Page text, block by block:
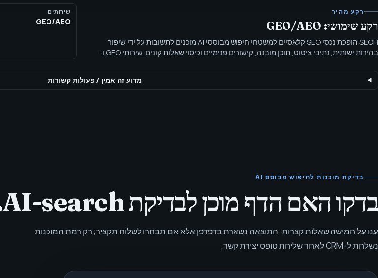
רקע מהיר
רקע שימושי: GEO/AEO
SEOH הופכת נכסי SEO קלאסיים למשטחי חיפוש מבוססי AI מוכנים לתשובות על ידי שיפור
בהירות ישותית, נתיבי ציטוט, תוכן מובנה, קישורים פנימיים וכיסוי שאלות קונים. שירותי GEO ו-
ומוכנות ציטוטים.
שירותים
GEO/AEO
מדוע זה אמין / פעולות קשורות
בדיקת מוכנות לחיפוש מבוסס AI
בדקו האם הדף מוכן לבדיקת AI-search.
ענו על חמישה שאלות קצרות. התוצאה נשארת בדפדפן אלא אם תבחרו לשלוח תקציר; רק רמת המוכנות
נשלחת ל-CRM לאחר שליחת טופס יצירת קשר.